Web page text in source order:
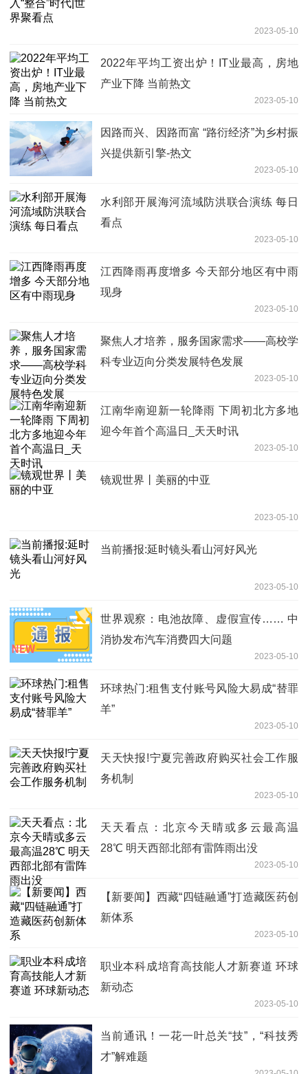
2023-05-10
2022年平均工资出炉！IT业最高，房地
产业下降 当前热文
2023-05-10
因路而兴、因路而富 “路衍经济”为乡村振
兴提供新引擎-热文
2023-05-10
水利部开展海河流域防洪联合演练 每日
看点
2023-05-10
江西降雨再度增多 今天部分地区有中雨
现身
2023-05-10
聚焦人才培养，服务国家需求——高校学
科专业迈向分类发展特色发展
2023-05-10
江南华南迎新一轮降雨 下周初北方多地
迎今年首个高温日_天天时讯
2023-05-10
镜观世界丨美丽的中亚
2023-05-10
当前播报:延时镜头看山河好风光
2023-05-10
世界观察：电池故障、虚假宣传…… 中
消协发布汽车消费四大问题
2023-05-10
环球热门:租售支付账号风险大易成“替罪
羊”
2023-05-10
天天快报!宁夏完善政府购买社会工作服
务机制
2023-05-10
天天看点：北京今天晴或多云最高温
28℃ 明天西部北部有雷阵雨出没
2023-05-10
【新要闻】西藏“四链融通”打造藏医药创
新体系
2023-05-10
职业本科成培育高技能人才新赛道 环球
新动态
2023-05-10
当前通讯！一花一叶总关“技”，“科技秀
才”解难题